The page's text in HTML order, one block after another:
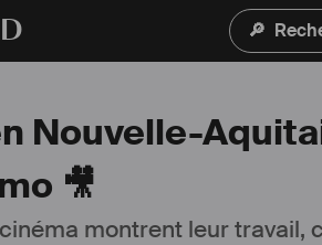
🔎
Nouvelle-
🎥
montrent leur travail,